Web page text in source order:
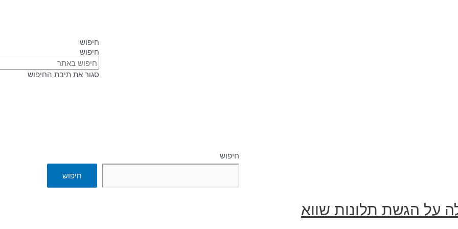
חיפוש
חיפוש
סגור את תיבת החיפוש
על הגשת תלונות שווא
חיפוש
חיפוש